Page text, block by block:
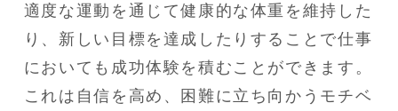
適度な運動を通じて健康的な体重を維持した
り、新しい目標を達成したりすることで仕事
においても成功体験を積むことができます。
これは自信を高め、困難に立ち向かうモチベ